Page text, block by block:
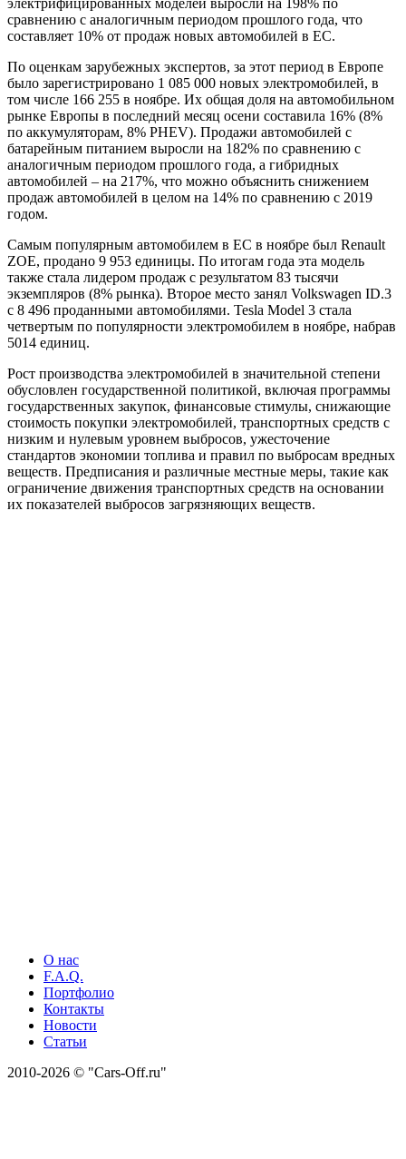
сравнению с аналогичным периодом прошлого года, что
составляет 10% от продаж новых автомобилей в ЕС.
По оценкам зарубежных экспертов, за этот период в Европе
было зарегистрировано 1 085 000 новых электромобилей, в
том числе 166 255 в ноябре. Их общая доля на автомобильном
рынке Европы в последний месяц осени составила 16% (8%
по аккумуляторам, 8% PHEV). Продажи автомобилей с
батарейным питанием выросли на 182% по сравнению с
аналогичным периодом прошлого года, а гибридных
автомобилей – на 217%, что можно объяснить снижением
продаж автомобилей в целом на 14% по сравнению с 2019
годом.
Самым популярным автомобилем в ЕС в ноябре был Renault
ZOE, продано 9 953 единицы. По итогам года эта модель
также стала лидером продаж с результатом 83 тысячи
экземпляров (8% рынка). Второе место занял Volkswagen ID.3
с 8 496 проданными автомобилями. Tesla Model 3 стала
четвертым по популярности электромобилем в ноябре, набрав
5014 единиц.
Рост производства электромобилей в значительной степени
обусловлен государственной политикой, включая программы
государственных закупок, финансовые стимулы, снижающие
стоимость покупки электромобилей, транспортных средств с
низким и нулевым уровнем выбросов, ужесточение
стандартов экономии топлива и правил по выбросам вредных
веществ. Предписания и различные местные меры, такие как
ограничение движения транспортных средств на основании
их показателей выбросов загрязняющих веществ.
О нас
F.A.Q.
Портфолио
Контакты
Новости
Статьи
2010-2026 © "Cars-Off.ru"